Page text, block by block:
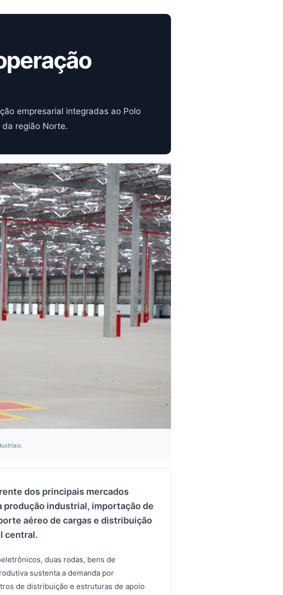
empresarial integradas ao Polo
da região Norte.
dos principais mercados
produção industrial, importação de
aéreo de cargas e distribuição
central.
duas rodas, bens de
sustenta a demanda por
de distribuição e estruturas de apoio